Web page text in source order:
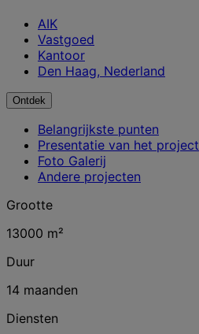
AIK
Vastgoed
Kantoor
Den Haag, Nederland
Ontdek
Belangrijkste punten
Presentatie van het project
Foto Galerij
Andere projecten
Grootte
13000 m²
Duur
14 maanden
Diensten